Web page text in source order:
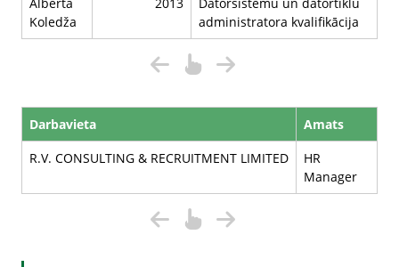
Alberta
Koledža
2013
Datorsistēmu un datortīklu
administratora kvalifikācija
Darbavieta
Amats
R.V. CONSULTING & RECRUITMENT LIMITED
HR
Manager